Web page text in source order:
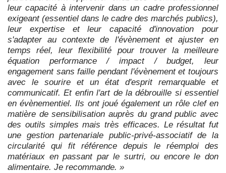
leur capacité à intervenir dans un cadre professionnel
exigeant (essentiel dans le cadre des marchés publics),
leur expertise et leur capacité d'innovation pour
s'adapter au contexte de l'évènement et ajuster en
temps réel, leur flexibilité pour trouver la meilleure
équation performance / impact / budget, leur
engagement sans faille pendant l'évènement et toujours
avec le sourire et un état d'esprit remarquable et
communicatif. Et enfin l'art de la débrouille si essentiel
en évènementiel. Ils ont joué également un rôle clef en
matière de sensibilisation auprès du grand public avec
des outils simples mais très efficaces. Le résultat fut
une gestion partenariale public-privé-associatif de la
circularité qui fit référence depuis le réemploi des
matériaux en passant par le surtri, ou encore le don
alimentaire. Je recommande. »